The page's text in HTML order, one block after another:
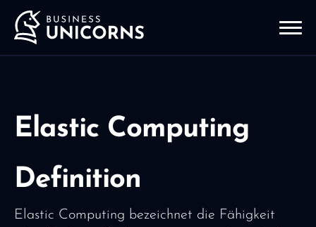
Elastic Computing
Definition
Elastic Computing bezeichnet die Fähigkeit